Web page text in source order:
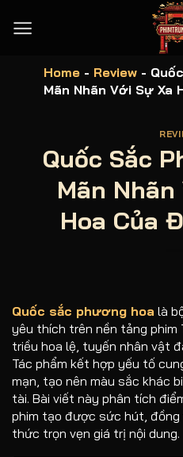
qua
Home - Review -
Mãn Nhãn Với Sự Xa
Quốc Sắc
Mãn
Hoa Của
Quốc sắc phương hoa là
yêu thích trên nền tảng phim
triều hoa lệ, tuyến nhân vật
Tác phẩm kết hợp yếu tố
mạn, tạo nên màu sắc khác
tài. Bài viết này phân tích
phim tạo được sức hút,
thức trọn vẹn giá trị nội dung.